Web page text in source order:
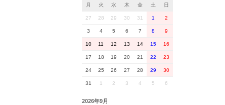
月 火 水 木 金 土 日
27 28 29 30 31 1 2
3 4 5 6 7 8 9
10 11 12 13 14 15 16
17 18 19 20 21 22 23
24 25 26 27 28 29 30
31 1 2 3 4 5 6
2026年9月